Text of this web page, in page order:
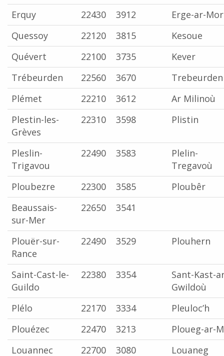
Erquy
22430 3912
Erge-ar-Mor
Quessoy
22120 3815
Kesoue
Quévert
22100 3735
Kever
Trébeurden
22560 3670
Trebeurden
Plémet
22210 3612
Ar Milinoù
Plestin-les-
Grèves
22310 3598 Plistin
Pleslin-
Trigavou
22490 3583
Plelin-
Tregavoù
Ploubezre
22300 3585
Ploubêr
Beaussais-
sur-Mer
22650 3541
Plouër-sur-
Rance
22490 3529 Plouhern
Saint-Cast-le-
Guildo
22380 3354
Sant-Kast-
Gwildoù
Plélo
22170 3334
Pleuloc’h
Plouézec
22470 3213
Ploueg-ar-
Louannec
22700 3080 Louaneg